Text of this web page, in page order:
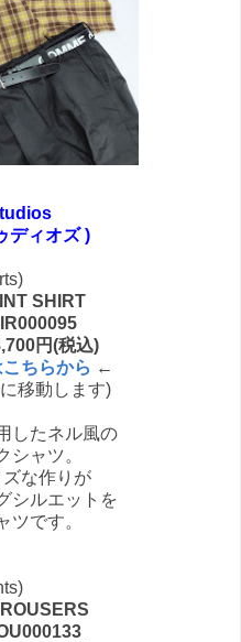
ディオズ )
SHIRT
円(税込)
ちらから ←
移動します)
したネル風の
シャツ。
な作りが
シルエットを
ツです。